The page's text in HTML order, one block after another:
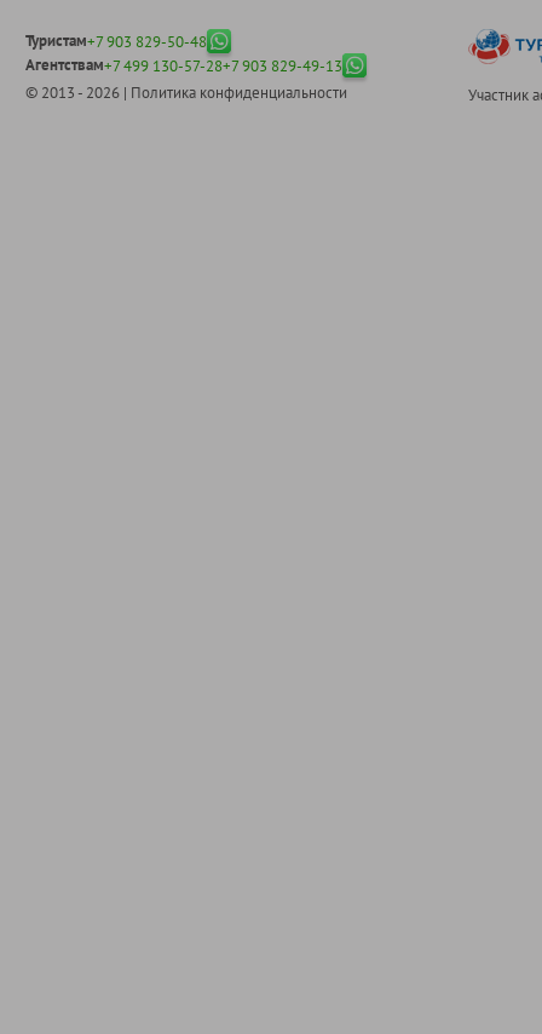
Туристам+7 903 829-50-48
Агентствам+7 499 130-57-28+7 903 829-49-13
© 2013 - 2026 | Политика конфиденциальности Участник